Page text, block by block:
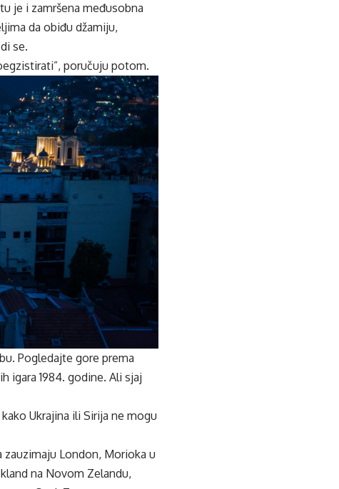
je i zamršena međusobna
da obiđu džamiju,
se.
poručuju potom.
Pogledajte gore prema
igara 1984. godine. Ali sjaj
Ukrajina ili Sirija ne mogu
zauzimaju London, Morioka u
na Novom Zelandu,